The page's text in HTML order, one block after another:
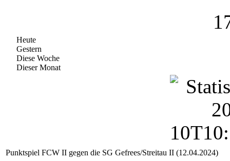
Heute
Gestern
Diese Woche
Dieser Monat
Punktspiel FCW II gegen die SG Gefrees/Streitau II (12.04.2024)